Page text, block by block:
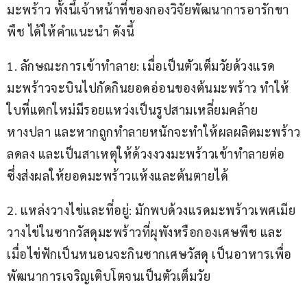
มะพร้าว ทั้งนี้เจ้าหน้าที่ของกองวิจัยพัฒนาการอารักขา
พืช ได้ให้คำแนะนำ ดังนี้
1. ลักษณะการเข้าทำลาย: เมื่อเป็นตัวเต็มวัยด้วงแรด
มะพร้าวจะบินไปกัดกินยอดอ่อนของต้นมะพร้าว ทำให้
ใบที่แตกใหม่มีรอยแหว่งเป็นรูปสามเหลี่ยมคล้าย
หางปลา และหากถูกทำลายหนักจะทำให้ผลผลิตมะพร้าว
ลดลง และเป็นสาเหตุให้ด้วงงวงมะพร้าวเข้าทำลายต่อ
ซึ่งส่งผลให้ยอดมะพร้าวแห้งและต้นตายได้
2. แหล่งวางไข่และที่อยู่: มักพบด้วงแรดมะพร้าวเพศเมีย
วางไข่ในซากวัสดุมะพร้าวที่ผุพังหรือกองเศษพืช และ
เมื่อไข่ฟักเป็นหนอนจะกินซากเศษวัสดุ เป็นอาหารเพื่อ
พัฒนาการเจริญเติบโตจนเป็นตัวเต็มวัย